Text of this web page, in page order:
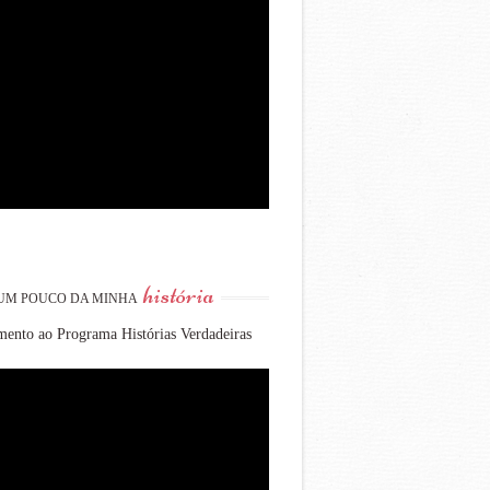
POUCO DA MINHA história
ao Programa Histórias Verdadeiras